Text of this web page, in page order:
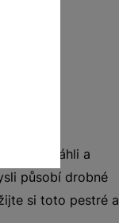
opět sáhli a
působí drobné
si toto pestré a